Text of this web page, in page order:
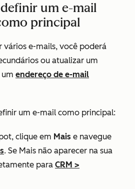
um e-mail
principal
vários e-mails, você poderá
ou atualizar um
endereço de e-mail
um e-mail como principal:
clique em Mais e navegue
. Se Mais não aparecer na sua
para CRM >